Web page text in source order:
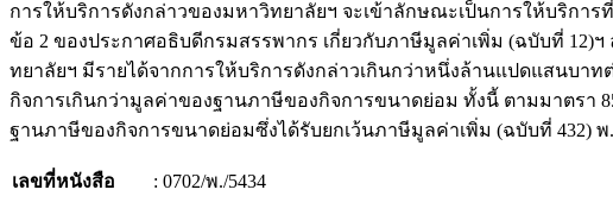
การให้บริการดังกล่าวของมหาวิทยาลัยฯ จะเข้าลักษณะเป็นการให้บริกา
ข้อ 2 ของประกาศอธิบดีกรมสรรพากร เกี่ยวกับภาษีมูลค่าเพิ่ม (ฉบับที่ 12)
ทยาลัยฯ มีรายได้จากการให้บริการดังกล่าวเกินกว่าหนึ่งล้านแปดแสนบ
กิจการเกินกว่ามูลค่าของฐานภาษีของกิจการขนาดย่อม ทั้งนี้ ตามมาตร
ฐานภาษีของกิจการขนาดย่อมซึ่งได้รับยกเว้นภาษีมูลค่าเพิ่ม (ฉบับที่ 432) พ.
เลขที่หนังสือ : 0702/พ./5434